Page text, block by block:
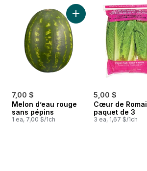
sauter Meilleures ventes
7,00 $
Melon d’eau rouge
sans pépins
1 ea, 7,00 $/1ch
Ajouter Melon d’eau
5,00 $
Cœur de
paquet de 3
3 ea, 1,67 $/1ch